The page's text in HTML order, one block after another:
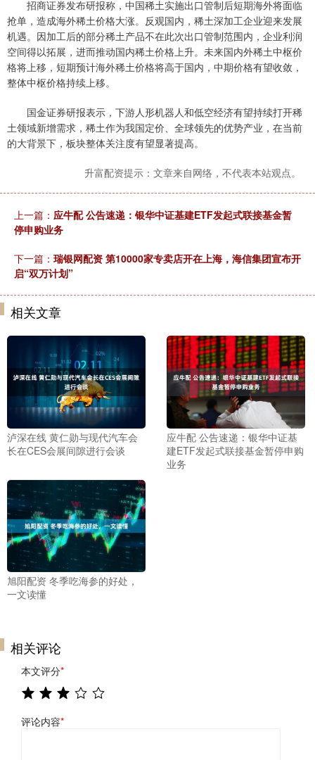
招商证券发布研报称，中国稀土实施出口管制后短期海外将面临
抢单，造成海外稀土价格大涨。反观国内，稀土深加工企业迎来发展
机遇。因加工后的部分稀土产品不在此次出口管制范围内，企业利润
空间得以拓展，进而推动国内稀土价格上升。未来国内外稀土中枢价
格将上移，短期预计海外稀土价格将高于国内，中期价格有望收敛，
整体中枢价格持续上移。
国金证券研报表示，下游人形机器人和低空经济有望持续打开稀
土领域新增需求，稀土作为我国定价、全球领先的优势产业，在当前
的大背景下，板块整体关注度有望显著提高。
升富配资提示：文章来自网络，不代表本站观点。
上一篇： 应牛配 公告速递：银华中证基建ETF发起式联接基金暂
停申购业务
下一篇： 瑞银网配资 第10000家专卖店开在上海，海信集团宣布开
启“双万计划”
相关文章
泸深在线 黄仁勋与现代汽车会
长在CES会展间隙进行会谈
应牛配 公告速递：银华中证基
建ETF发起式联接基金暂停申购
业务
旭阳配资 冬季吃海参的好处，
一文读懂
相关评论
本文评分*
评论内容*